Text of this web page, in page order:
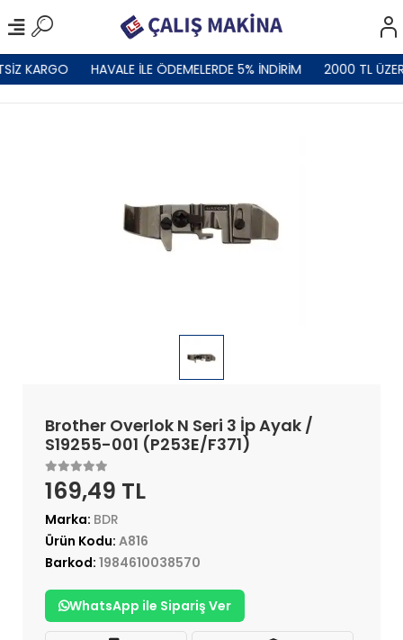
KARGO HAVALE İLE ÖDEMELERDE 5% İNDİRİM 2000 TL
Brother Overlok N Seri 3 İp Ayak /
S19255-001 (P253E/F371)
169,49 TL
Marka: BDR
Ürün Kodu: A816
Barkod: 1984610038570
WhatsApp ile Sipariş Ver